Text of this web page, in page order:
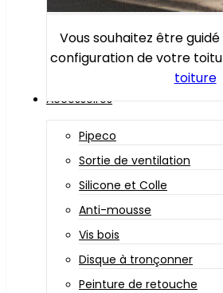
Vous souhaitez être
configuration de votre
toiture
Accessoires
Pipeco
Sortie de ventilation
Silicone et Colle
Anti-mousse
Vis bois
Disque à tronçonner
Peinture de retouche